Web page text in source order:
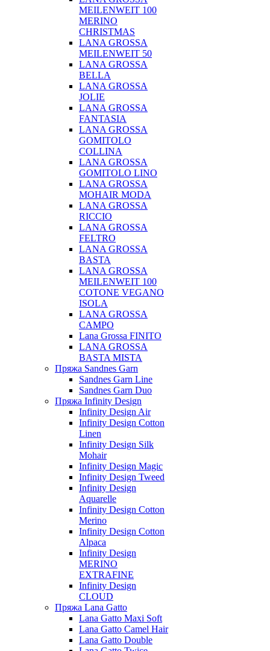
MEILENWEIT 100
MERINO
CHRISTMAS
LANA GROSSA
MEILENWEIT 50
LANA GROSSA
BELLA
LANA GROSSA
JOLIE
LANA GROSSA
FANTASIA
LANA GROSSA
GOMITOLO
COLLINA
LANA GROSSA
GOMITOLO LINO
LANA GROSSA
MOHAIR MODA
LANA GROSSA
RICCIO
LANA GROSSA
FELTRO
LANA GROSSA
BASTA
LANA GROSSA
MEILENWEIT 100
COTONE VEGANO
ISOLA
LANA GROSSA
CAMPO
Lana Grossa FINITO
LANA GROSSA
BASTA MISTA
Пряжа Sandnes Garn
Sandnes Garn Line
Sandnes Garn Duo
Пряжа Infinity Design
Infinity Design Air
Infinity Design Cotton
Linen
Infinity Design Silk
Mohair
Infinity Design Magic
Infinity Design Tweed
Infinity Design
Aquarelle
Infinity Design Cotton
Merino
Infinity Design Cotton
Alpaca
Infinity Design
MERINO
EXTRAFINE
Infinity Design
CLOUD
Пряжа Lana Gatto
Lana Gatto Maxi Soft
Lana Gatto Camel Hair
Lana Gatto Double